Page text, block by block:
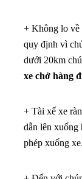
+ Không lo về
quy định vì
dưới 20km
xe chở hàng
+ Tài xế xe
dẫn lên xuống
phép xuống xe.